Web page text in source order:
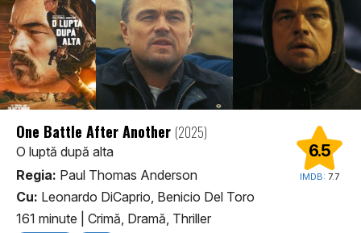
6.5
IMDB: 7.7
One Battle After Another (2025)
O luptă după alta
Regia: Paul Thomas Anderson
Cu: Leonardo DiCaprio, Benicio Del Toro
161 minute
Crimă, Dramă, Thriller